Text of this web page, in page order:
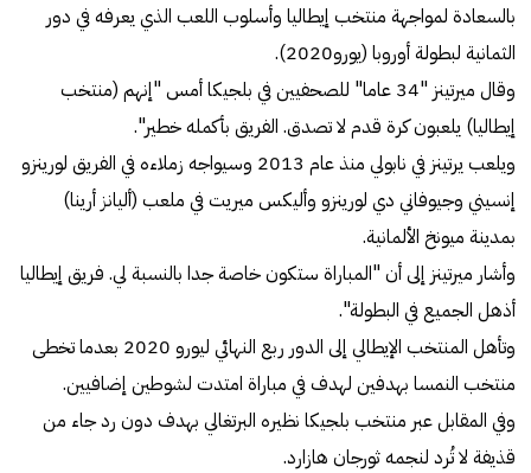
بالسعادة لمواجهة منتخب إيطاليا وأسلوب اللعب الذي يعرفه في دور
الثمانية لبطولة أوروبا (يورو2020).
وقال ميرتينز "34 عاما" للصحفيين في بلجيكا أمس "إنهم (منتخب
إيطاليا) يلعبون كرة قدم لا تصدق. الفريق بأكمله خطير".
ويلعب يرتينز في نابولي منذ عام 2013 وسيواجه زملاءه في الفريق لورينزو
إنسيني وجيوفاني دي لورينزو وأليكس ميريت في ملعب (أليانز أرينا)
بمدينة ميونخ الألمانية.
وأشار ميرتينز إلى أن "المباراة ستكون خاصة جدا بالنسبة لي. فريق إيطاليا
أذهل الجميع في البطولة".
وتأهل المنتخب الإيطالي إلى الدور ربع النهائي ليورو 2020 بعدما تخطى
منتخب النمسا بهدفين لهدف في مباراة امتدت لشوطين إضافيين.
وفي المقابل عبر منتخب بلجيكا نظيره البرتغالي بهدف دون رد جاء من
قذيفة لا تُرد لنجمه ثورجان هازارد.